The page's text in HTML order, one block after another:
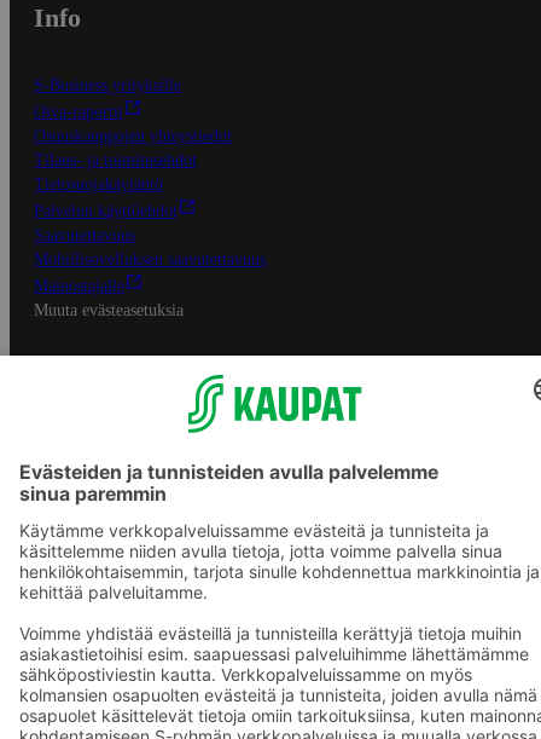
Info
S-Business yrityksille
Oiva-raportit
Osuuskauppojen yhteystiedot
Tilaus- ja toimitusehdot
Tietosuojakäytäntö
Palvelun käyttöehdot
Saavutettavuus
Mobiilisovelluksen saavutettavuus
Mainostajalle
Muuta evästeasetuksia
S-ryhmän palvelut
S-ryhmä
Asiakasomistajuus
Yhteishyvä Ruoka -sovellus
S-ostoslista -sovellus
Prisma.fi
Sokos.fi
S-Pankki
Yhteishyvä
Sokos Hotels
Raflaamo